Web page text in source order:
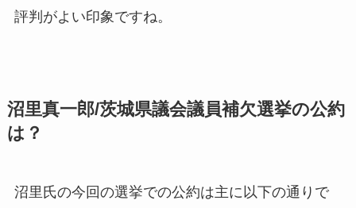
評判がよい印象ですね。
沼里真一郎/茨城県議会議員補欠選挙の公約
は？
沼里氏の今回の選挙での公約は主に以下の通りで